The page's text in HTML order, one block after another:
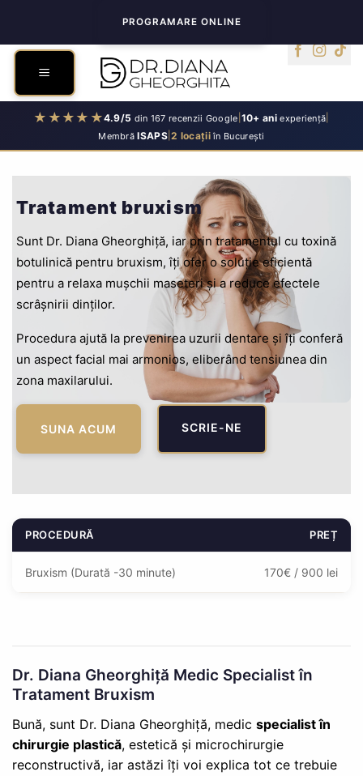
content
PROGRAMARE ONLINE
★★★★★4.9/5 din 167 recenzii Google 10+ ani experiență
Membră ISAPS|2 locațiiîn București
Tratament bruxism
Sunt Dr. Diana Gheorghiță, iar prin tratamentul cu toxină
botulinică pentru bruxism, îți ofer o soluție eficientă
pentru a relaxa mușchii maseteri și a reduce efectele
scrâșnirii dinților.
Procedura ajută la prevenirea uzurii dentare și îți conferă
un aspect facial mai armonios, eliberând tensiunea din
zona maxilarului.
SUNA ACUM SCRIE-NE
PROCEDURĂ PREȚ
Bruxism (Durată -30 minute) 170€ / 900 lei
Dr. Diana Gheorghiță Medic Specialist în
Tratament Bruxism
Bună, sunt Dr. Diana Gheorghiță, medic specialist în
chirurgie plastică, estetică și microchirurgie
reconstructivă, iar astăzi îți voi explica tot ce trebuie